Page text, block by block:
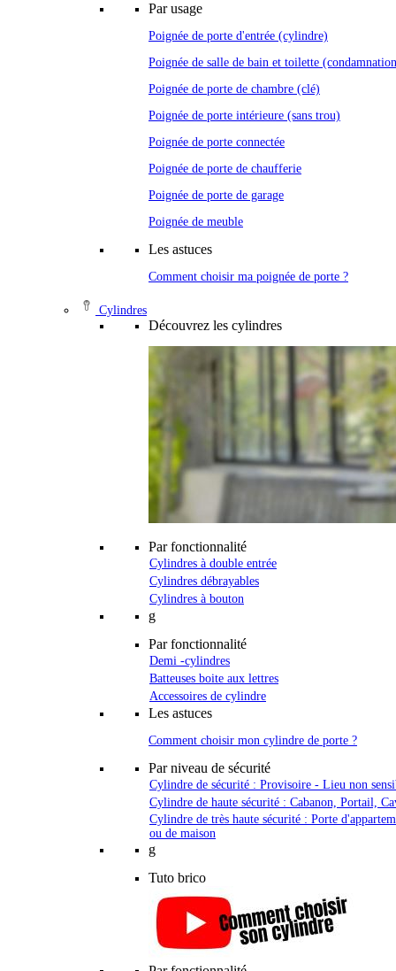
Par usage
Poignée de porte d'entrée (cylindre)
Poignée de salle de bain et toilette
Poignée de porte de chambre (clé)
Poignée de porte intérieure (sans trou)
Poignée de porte connectée
Poignée de porte de chaufferie
Poignée de porte de garage
Poignée de meuble
Les astuces
Comment choisir ma poignée de porte ?
Cylindres
Découvrez les cylindres
Par fonctionnalité
Cylindres à double entrée
Cylindres débrayables
Cylindres à bouton
g
Par fonctionnalité
Demi -cylindres
Batteuses boite aux lettres
Accessoires de cylindre
Les astuces
Comment choisir mon cylindre de porte ?
Par niveau de sécurité
Cylindre de sécurité : Provisoire - Lieu non
Cylindre de haute sécurité : Cabanon, Portail,
Cylindre de très haute sécurité : Porte
ou de maison
g
Tuto brico